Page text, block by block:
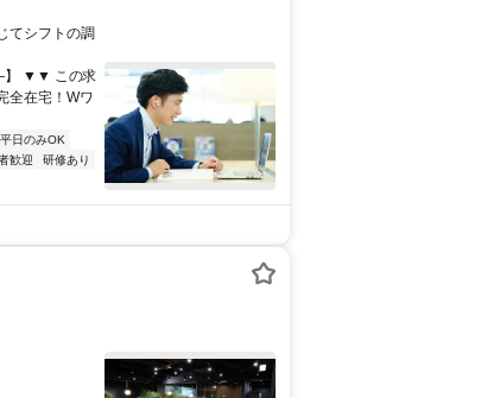
てシフトの調
】 ▼▼ この求
全在宅！Wワ
平日のみOK
歓迎
研修あり